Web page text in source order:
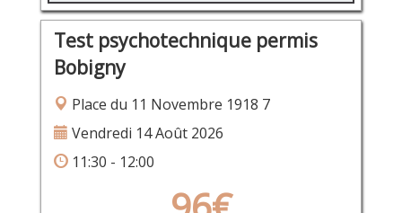
Test psychotechnique permis
Bobigny
Place du 11 Novembre 1918 7
Vendredi 14 Août 2026
11:30 - 12:00